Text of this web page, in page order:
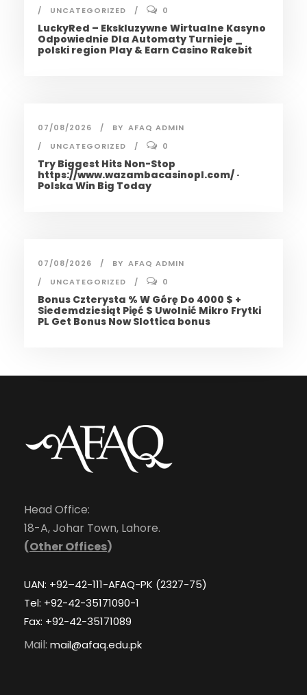
UNCATEGORIZED
0
LuckyRed – Ekskluzywne Wirtualne Kasyno
Odpowiednie Dla Automaty Turnieje _
polski region Play & Earn Casino Rakebit
07/08/2026 BY AFAQ ADMIN
UNCATEGORIZED
0
Try Biggest Hits Non-Stop
https://www.wazambacasinopl.com/ ·
Polska Win Big Today
07/08/2026 BY AFAQ ADMIN
UNCATEGORIZED
0
Bonus Czterysta % W Górę Do 4000 $ +
Siedemdziesiąt Pięć $ Uwolnić Mikro Frytki
PL Get Bonus Now Slottica bonus
Head Office:
18-A, Johar Town, Lahore.
(Other Offices)
UAN: +92–42-111-AFAQ-PK (2327-75)
Tel: +92-42-35171090-1
Fax: +92-42-35171089
Mail: mail@afaq.edu.pk